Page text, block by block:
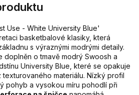
Use - White University Blue'
basketbalové klasiky, která
s výraznými modrými detaily.
doplněn o tmavě modrý Swoosh a
University Blue, které se opakuje
texturovaného materiálu. Nízký profil
pohyb a vysokou míru pohodlí při